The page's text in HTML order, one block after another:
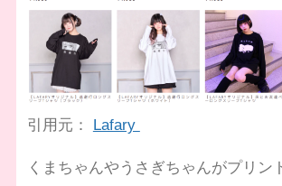
引用元： Lafary
くまちゃんやうさぎちゃんがプリン